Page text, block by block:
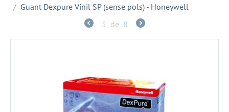
/ Guant Dexpure Vinil SP (sense pols) - Honeywell
5 de 8